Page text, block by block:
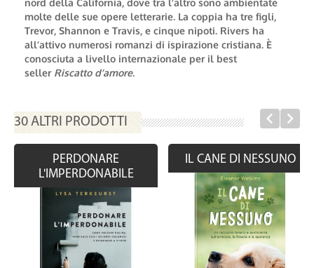
nord della California, dove tra l’altro sono ambientate
molte delle sue opere letterarie. La coppia ha tre figli,
Trevor, Shannon e Travis, e cinque nipoti. Rivers ha
all’attivo numerosi romanzi di ispirazione cristiana. È
conosciuta a livello internazionale per il best
seller Riscatto d’amore.
30 ALTRI PRODOTTI
PERDONARE
L'IMPERDONABILE
IL CANE DI NESSUNO